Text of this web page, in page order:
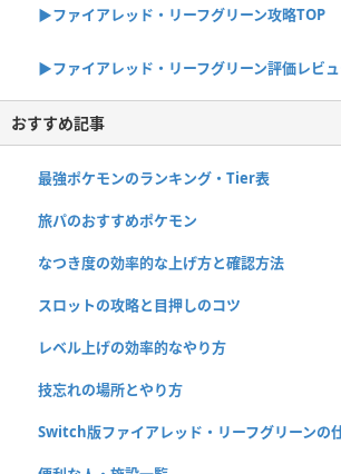
▶︎ファイアレッド・リーフグリーン攻略TOP
▶︎ファイアレッド・リーフグリーン評価レビ
おすすめ記事
最強ポケモンのランキング・Tier表
旅パのおすすめポケモン
なつき度の効率的な上げ方と確認方法
スロットの攻略と目押しのコツ
レベル上げの効率的なやり方
技忘れの場所とやり方
Switch版ファイアレッド・リーフグリーンの